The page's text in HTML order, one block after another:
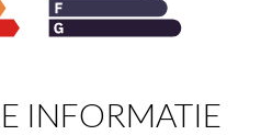
INFORMATIE